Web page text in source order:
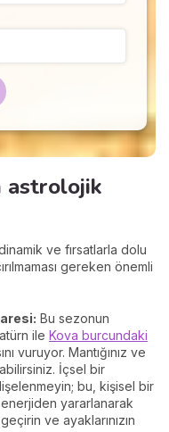
astrolojik
ve fırsatlarla dolu
gereken önemli
Bu sezonun
ile Kova burcundaki
vuruyor. Mantığınız ve
İçsel bir
bu, kişisel bir
yararlanarak
ve ayaklarınızın